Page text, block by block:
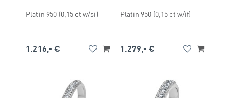
Platin 950 (0,15 ct w/si)
1.216,- €
Platin 950 (0,15 ct w/if)
1.279,- €